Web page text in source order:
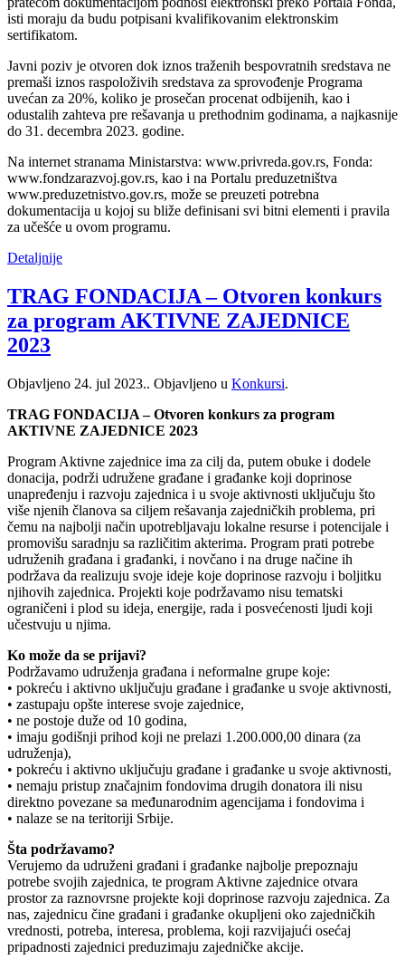
isti moraju da budu potpisani kvalifikovanim elektronskim
sertifikatom.
Javni poziv je otvoren dok iznos traženih bespovratnih sredstava ne
premaši iznos raspoloživih sredstava za sprovođenje Programa
uvećan za 20%, koliko je prosečan procenat odbijenih, kao i
odustalih zahteva pre rešavanja u prethodnim godinama, a najkasnije
do 31. decembra 2023. godine.
Na internet stranama Ministarstva: www.privreda.gov.rs, Fonda:
www.fondzarazvoj.gov.rs, kao i na Portalu preduzetništva
www.preduzetnistvo.gov.rs, može se preuzeti potrebna
dokumentacija u kojoj su bliže definisani svi bitni elementi i pravila
za učešće u ovom programu.
Detaljnije
TRAG FONDACIJA – Otvoren konkurs
za program AKTIVNE ZAJEDNICE
2023
Objavljeno 24. jul 2023.. Objavljeno u Konkursi.
TRAG FONDACIJA – Otvoren konkurs za program
AKTIVNE ZAJEDNICE 2023
Program Aktivne zajednice ima za cilj da, putem obuke i dodele
donacija, podrži udružene građane i građanke koji doprinose
unapređenju i razvoju zajednica i u svoje aktivnosti uključuju što
više njenih članova sa ciljem rešavanja zajedničkih problema, pri
čemu na najbolji način upotrebljavaju lokalne resurse i potencijale i
promovišu saradnju sa različitim akterima. Program prati potrebe
udruženih građana i građanki, i novčano i na druge načine ih
podržava da realizuju svoje ideje koje doprinose razvoju i boljitku
njihovih zajednica. Projekti koje podržavamo nisu tematski
ograničeni i plod su ideja, energije, rada i posvećenosti ljudi koji
učestvuju u njima.
Ko može da se prijavi?
Podržavamo udruženja građana i neformalne grupe koje:
• pokreću i aktivno uključuju građane i građanke u svoje aktivnosti,
• zastupaju opšte interese svoje zajednice,
• ne postoje duže od 10 godina,
• imaju godišnji prihod koji ne prelazi 1.200.000,00 dinara (za
udruženja),
• pokreću i aktivno uključuju građane i građanke u svoje aktivnosti,
• nemaju pristup značajnim fondovima drugih donatora ili nisu
direktno povezane sa međunarodnim agencijama i fondovima i
• nalaze se na teritoriji Srbije.
Šta podržavamo?
Verujemo da udruženi građani i građanke najbolje prepoznaju
potrebe svojih zajednica, te program Aktivne zajednice otvara
prostor za raznovrsne projekte koji doprinose razvoju zajednica. Za
nas, zajednicu čine građani i građanke okupljeni oko zajedničkih
vrednosti, potreba, interesa, problema, koji razvijajući osećaj
pripadnosti zajednici preduzimaju zajedničke akcije.